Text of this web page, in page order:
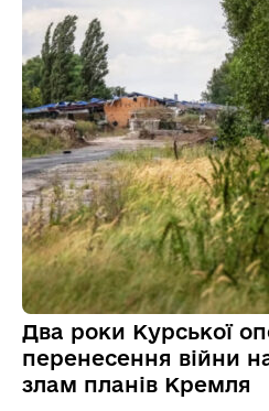
Два роки Курської
перенесення війни
злам планів Кремля